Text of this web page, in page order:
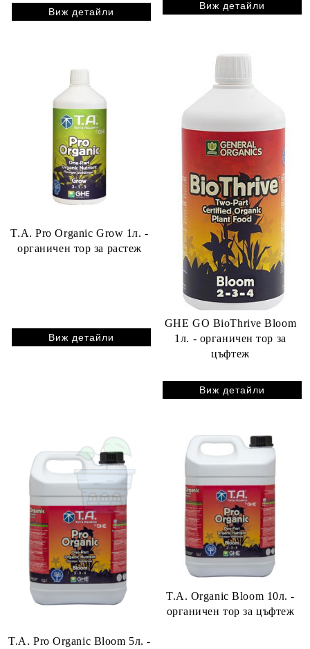
Виж детайли
Виж детайли
T.A. Pro Organic Grow 1л. -
органичен тор за растеж
Виж детайли
GHE GO BioThrive Bloom
1л. - органичен тор за
цъфтеж
Виж детайли
T.A. Pro Organic Bloom 5л. -
T.A. Organic Bloom 10л. -
органичен тор за цъфтеж